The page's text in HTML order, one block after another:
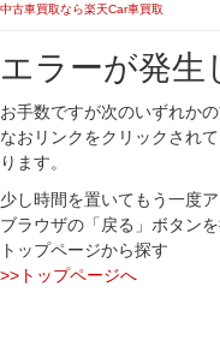
中古車買取なら楽天Car車買取
エラーが発生
お手数ですが次のいずれか
なおリンクをクリックされ
ります。
少し時間を置いてもう一度
ブラウザの「戻る」ボタン
トップページから探す
>>トップページへ